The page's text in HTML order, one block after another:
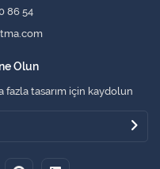
86 54
Olun
tasarım için kaydolun